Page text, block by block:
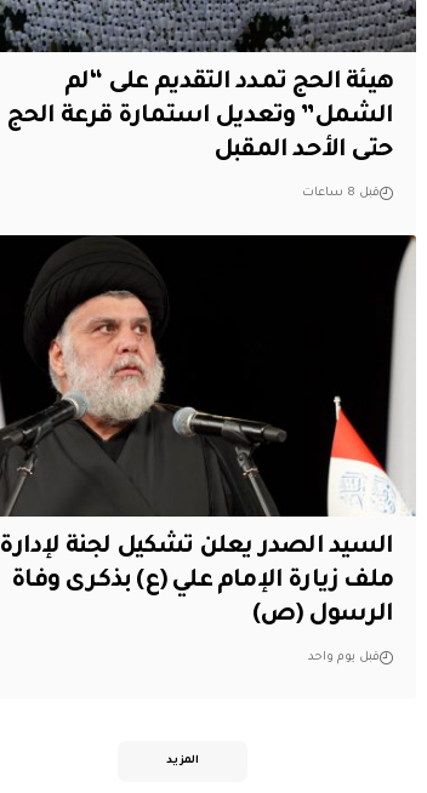
هيئة الحج تمدد التقديم على “لم
الشمل” وتعديل استمارة قرعة الحج
حتى الأحد المقبل
قبل 8 ساعات
السيد الصدر يعلن تشكيل لجنة لإدارة
ملف زيارة الإمام علي (ع) بذكرى وفاة
الرسول (ص)
قبل يوم واحد
المزيد